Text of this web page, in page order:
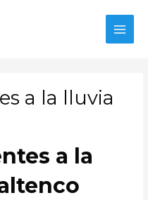
a la lluvia
a la